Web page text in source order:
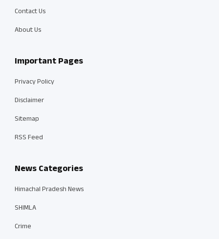
Contact Us
About Us
Important Pages
Privacy Policy
Disclaimer
Sitemap
RSS Feed
News Categories
Himachal Pradesh News
SHIMLA
Crime